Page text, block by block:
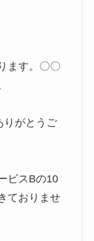
ます。〇〇
りがとうご
ビスBの10
ておりませ